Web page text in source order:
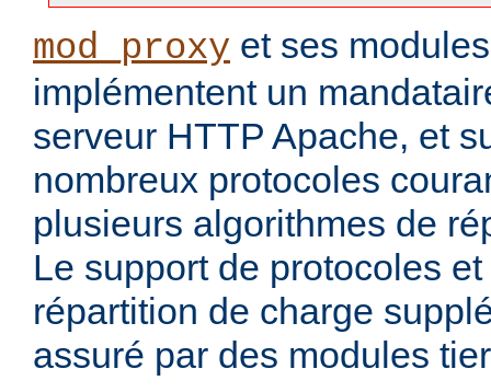
mod_proxy et ses
implémentent un
serveur HTTP Apache, et
nombreux protocoles
plusieurs algorithmes de
Le support de protocoles
répartition de charge
assuré par des modules